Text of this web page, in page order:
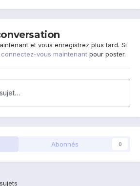
et vous enregistrez plus tard. Si
connectez-vous maintenant pour poster.
Abonnés 0